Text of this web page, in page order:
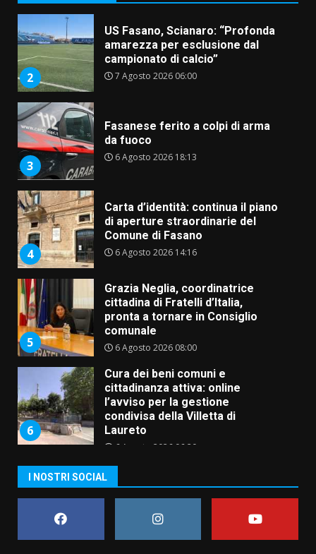
2
US Fasano, Scianaro: “Profonda
amarezza per esclusione dal
campionato di calcio”
7 Agosto 2026 06:00
3
Fasanese ferito a colpi di arma
da fuoco
6 Agosto 2026 18:13
4
Carta d’identità: continua il piano
di aperture straordinarie del
Comune di Fasano
6 Agosto 2026 14:16
5
Grazia Neglia, coordinatrice
cittadina di Fratelli d’Italia,
pronta a tornare in Consiglio
comunale
6 Agosto 2026 08:00
6
Cura dei beni comuni e
cittadinanza attiva: online
l’avviso per la gestione
condivisa della Villetta di
Laureto
6 Agosto 2026 06:20
assoluta de “L’Albergo
Belvedere. Il rapimento”
6 Agosto 2026 06:15
I NOSTRI SOCIAL